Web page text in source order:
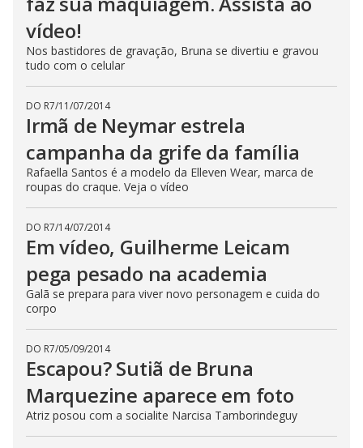
vídeo!
Nos bastidores de gravação, Bruna se divertiu e gravou
tudo com o celular
DO R7/11/07/2014
Irmã de Neymar estrela
campanha da grife da família
Rafaella Santos é a modelo da Elleven Wear, marca de
roupas do craque. Veja o vídeo
DO R7/14/07/2014
Em vídeo, Guilherme Leicam
pega pesado na academia
Galã se prepara para viver novo personagem e cuida do
corpo
DO R7/05/09/2014
Escapou? Sutiã de Bruna
Marquezine aparece em foto
Atriz posou com a socialite Narcisa Tamborindeguy